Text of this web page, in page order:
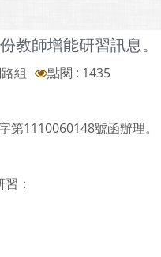
教師增能研習訊息。
組
點閱 : 1435
1110060148號函辦理。
：